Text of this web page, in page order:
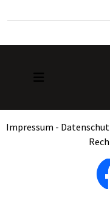
Impressum -